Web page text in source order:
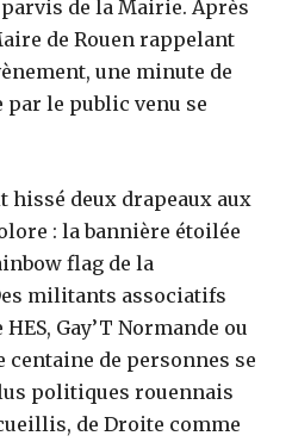
de la Mairie. Après
de Rouen rappelant
une minute de
par le public venu se
hissé deux drapeaux aux
: la bannière étoilée
flag de la
militants associatifs
Gay’T Normande ou
centaine de personnes se
politiques rouennais
de Droite comme